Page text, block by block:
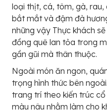
loại thịt, cá, tôm, gà,
bắt mắt và đậm đà
những vậy Thực khách
đồng quê lan tỏa trong
gần gũi mà thân thuộc.
Ngoài món ăn ngon,
trọng hình thức bên
trang trí theo kiến trúc
màu nâu nhằm làm cho